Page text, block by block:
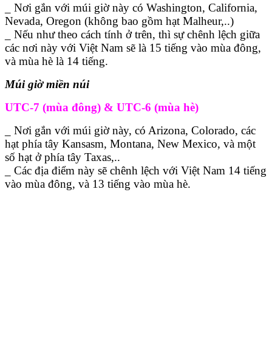
_ Nơi gắn với múi giờ này có Washington, California,
Nevada, Oregon (không bao gồm hạt Malheur,..)
_ Nếu như theo cách tính ở trên, thì sự chênh lệch giữa
các nơi này với Việt Nam sẽ là 15 tiếng vào mùa đông,
và mùa hè là 14 tiếng.
Múi giờ miền núi
UTC-7 (mùa đông) & UTC-6 (mùa hè)
_ Nơi gắn với múi giờ này, có Arizona, Colorado, các
hạt phía tây Kansasm, Montana, New Mexico, và một
số hạt ở phía tây Taxas,..
_ Các địa điểm này sẽ chênh lệch với Việt Nam 14 tiếng
vào mùa đông, và 13 tiếng vào mùa hè.